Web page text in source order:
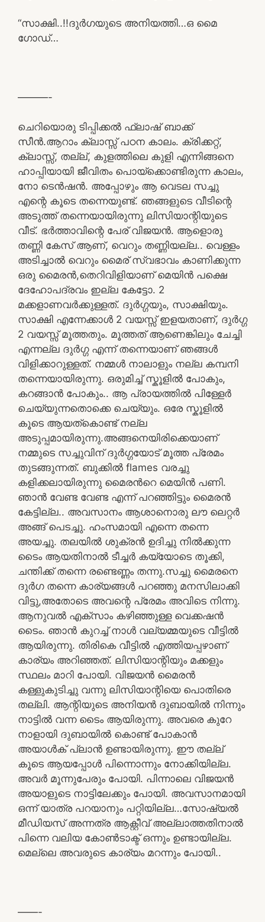
“സാക്ഷി..!!ദുർഗയുടെ അനിയത്തി…ഒ മൈ
ഗോഡ്…
———-
ചെറിയൊരു ടിപ്പിക്കൽ ഫ്ലാഷ് ബാക്ക്
സീൻ.ആറാം ക്ലാസ്സ്‌ പഠന കാലം. ക്രിക്കറ്റ്‌,
ക്ലാസ്സ്‌, തല്ല്, കുളത്തിലെ കുളി എന്നിങ്ങനെ
ഹാപ്പിയായി ജീവിതം പൊയ്ക്കൊണ്ടിരുന്ന കാലം,
നോ ടെൻഷൻ. അപ്പോഴും ആ വെടല സച്ചു
എന്റെ കൂടെ തന്നെയുണ്ട്. ഞങ്ങളുടെ വീടിന്റെ
അടുത്ത് തന്നെയായിരുന്നു ലിസിയാന്റിയുടെ
വീട്. ഭർത്താവിന്റെ പേര് വിജയൻ. ആളൊരു
തണ്ണി കേസ് ആണ്, വെറും തണ്ണിയല്ല.. വെള്ളം
അടിച്ചാൽ വെറും മൈര് സ്വഭാവം കാണിക്കുന്ന
ഒരു മൈരൻ,തെറിവിളിയാണ് മെയിൻ പക്ഷെ
ദേഹോപദ്രവം ഇല്ല കേട്ടോ. 2
മക്കളാണവർക്കുള്ളത്. ദുർഗ്ഗയും, സാക്ഷിയും.
സാക്ഷി എന്നേക്കാൾ 2 വയസ്സ് ഇളയതാണ്, ദുർഗ്ഗ
2 വയസ്സ് മൂത്തതും. മൂത്തത് ആണെങ്കിലും ചേച്ചി
എന്നല്ല ദുർഗ്ഗ എന്ന് തന്നെയാണ് ഞങ്ങൾ
വിളിക്കാറുള്ളത്. നമ്മൾ നാലാളും നല്ല കമ്പനി
തന്നെയായിരുന്നു. ഒരുമിച്ച് സ്കൂളിൽ പോകും,
കറങ്ങാൻ പോകും.. ആ പ്രായത്തിൽ പിള്ളേർ
ചെയ്യുന്നതൊക്കെ ചെയ്യും. ഒരേ സ്കൂളിൽ
കൂടെ ആയത്കൊണ്ട് നല്ല
അടുപ്പമായിരുന്നു.അങ്ങനെയിരിക്കെയാണ്
നമ്മുടെ സച്ചുവിന് ദുർഗ്ഗയോട് മൂത്ത പ്രേമം
തുടങ്ങുന്നത്. ബുക്കിൽ flames വരച്ചു
കളിക്കലായിരുന്നു മൈരൻറെ മെയിൻ പണി.
ഞാൻ വേണ്ട വേണ്ട എന്ന് പറഞ്ഞിട്ടും മൈരൻ
കേട്ടില്ല.. അവസാനം ആശാനൊരു ലൗ ലെറ്റർ
അങ്ങ് പെടച്ചു. ഹംസമായി എന്നെ തന്നെ
അയച്ചു. തലയിൽ ശുക്രൻ ഉദിച്ചു നിൽക്കുന്ന
ടൈം ആയതിനാൽ ടീച്ചർ കയ്യോടെ തൂക്കി,
ചന്തിക്ക് തന്നെ രണ്ടെണ്ണം തന്നു.സച്ചു മൈരനെ
ദുർഗ തന്നെ കാര്യങ്ങൾ പറഞ്ഞു മനസിലാക്കി
വിട്ടു,അതോടെ അവന്റെ പ്രേമം അവിടെ നിന്നു.
ആനുവൽ എക്സാം കഴിഞ്ഞുള്ള വെക്കഷൻ
ടൈം. ഞാൻ കുറച്ച് നാൾ വല്യമ്മയുടെ വീട്ടിൽ
ആയിരുന്നു. തിരികെ വീട്ടിൽ എത്തിയപ്പഴാണ്
കാര്യം അറിഞ്ഞത്. ലിസിയാന്റിയും മക്കളും
സ്ഥലം മാറി പോയി. വിജയൻ മൈരൻ
കള്ളുകുടിച്ചു വന്നു ലിസിയാന്റിയെ പൊതിരെ
തല്ലി. ആന്റിയുടെ അനിയൻ ദുബായിൽ നിന്നും
നാട്ടിൽ വന്ന ടൈം ആയിരുന്നു. അവരെ കുറേ
നാളായി ദുബായിൽ കൊണ്ട് പോകാൻ
അയാൾക് പ്ലാൻ ഉണ്ടായിരുന്നു. ഈ തല്ല്
കൂടെ ആയപ്പോൾ പിന്നൊന്നും നോക്കിയില്ല.
അവർ മൂന്നുപേരും പോയി. പിന്നാലെ വിജയൻ
അയാളുടെ നാട്ടിലേക്കും പോയി. അവസാനമായി
ഒന്ന് യാത്ര പറയാനും പറ്റിയില്ല…സോഷ്യൽ
മീഡിയസ് അന്നത്ര ആക്റ്റീവ് അല്ലാത്തതിനാൽ
പിന്നെ വലിയ കോൺടാക്ട് ഒന്നും ഉണ്ടായില്ല.
മെല്ലെ അവരുടെ കാര്യം മറന്നും പോയി..
——-